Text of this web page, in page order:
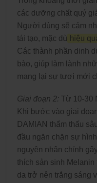
các dưỡng chất quý
Người dùng sẽ cảm
tái tạo, mặc dù hiệu
Các thành phần dinh
bào, giúp làm lành
mang lại sự tươi mới
Giai đoạn 2: Từ 10-30
Khi bước vào giai
DAMIAN thẩm thấu
đầu ngăn chặn sự
nguyên nhân chính
thích sản sinh
da trở nên trắng sáng